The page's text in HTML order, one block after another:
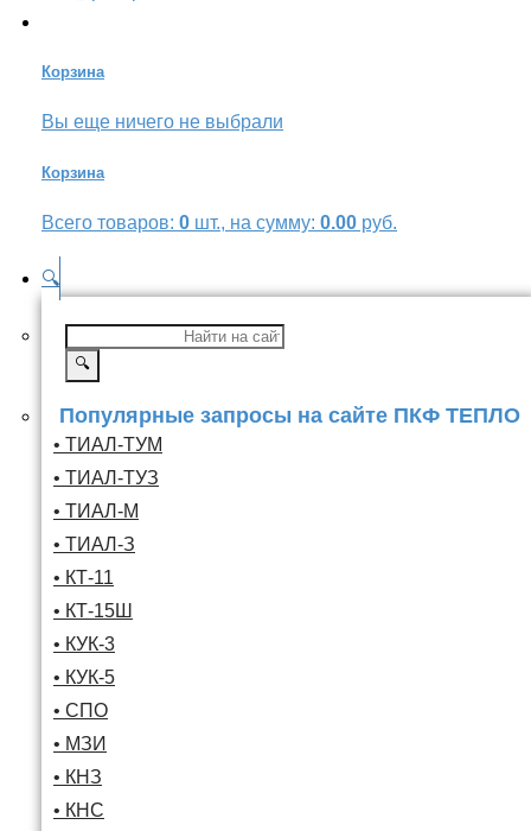
Корзина
Вы еще ничего не выбрали
Корзина
Всего товаров: 0 шт., на сумму: 0.00 руб.
🔍
🔍
Популярные запросы на сайте ПКФ ТЕПЛО
• ТИАЛ-ТУМ
• ТИАЛ-ТУЗ
• ТИАЛ-М
• ТИАЛ-З
• КТ-11
• КТ-15Ш
• КУК-3
• КУК-5
• СПО
• МЗИ
• КНЗ
• КНС